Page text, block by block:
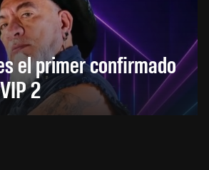
el primer confirmado
2